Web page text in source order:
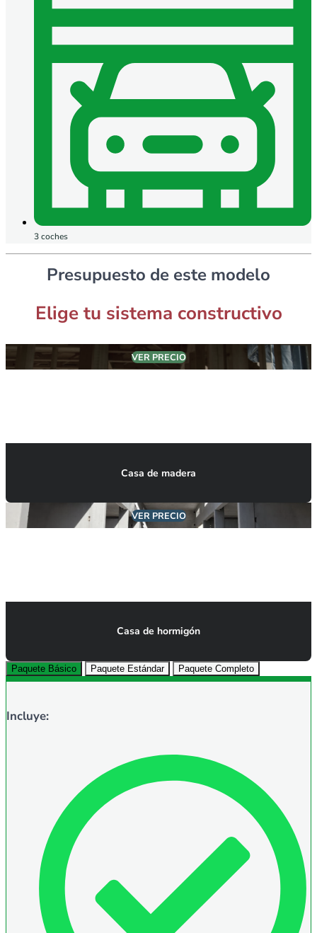
3 coches
Presupuesto de este modelo
Elige tu sistema constructivo
VER PRECIO
Casa de madera
VER PRECIO
Casa de hormigón
Paquete Básico Paquete Estándar Paquete Completo
Incluye: